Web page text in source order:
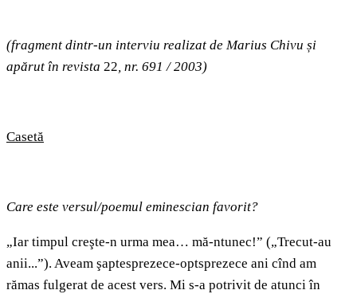
(fragment dintr-un interviu realizat de Marius Chivu și
apărut în revista 22, nr. 691 / 2003)
Casetă
Care este versul/poemul eminescian favorit?
„Iar timpul creşte-n urma mea… mă-ntunec!” („Trecut-au
anii...”). Aveam şaptesprezece-optsprezece ani cînd am
rămas fulgerat de acest vers. Mi s-a potrivit de atunci în